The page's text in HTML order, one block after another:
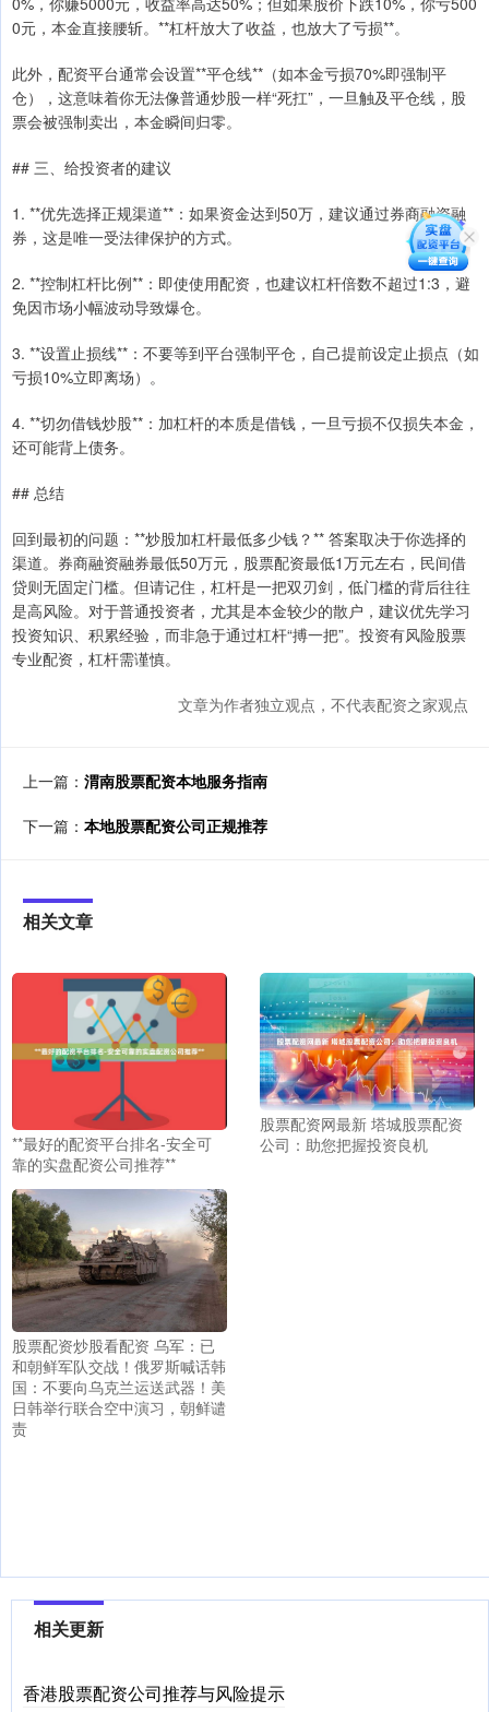
0元，本金直接腰斩。**杠杆放大了收益，也放大了亏损**。
此外，配资平台通常会设置**平仓线**（如本金亏损70%即强制平
仓），这意味着你无法像普通炒股一样“死扛”，一旦触及平仓线，股
票会被强制卖出，本金瞬间归零。
## 三、给投资者的建议
1. **优先选择正规渠道**：如果资金达到50万，建议通过券商融资融
券，这是唯一受法律保护的方式。
2. **控制杠杆比例**：即使使用配资，也建议杠杆倍数不超过1:3，避
免因市场小幅波动导致爆仓。
3. **设置止损线**：不要等到平台强制平仓，自己提前设定止损点（如
亏损10%立即离场）。
4. **切勿借钱炒股**：加杠杆的本质是借钱，一旦亏损不仅损失本金，
还可能背上债务。
## 总结
回到最初的问题：**炒股加杠杆最低多少钱？** 答案取决于你选择的
渠道。券商融资融券最低50万元，股票配资最低1万元左右，民间借
贷则无固定门槛。但请记住，杠杆是一把双刃剑，低门槛的背后往往
是高风险。对于普通投资者，尤其是本金较少的散户，建议优先学习
投资知识、积累经验，而非急于通过杠杆“搏一把”。投资有风险股票
专业配资，杠杆需谨慎。
文章为作者独立观点，不代表配资之家观点
上一篇： 渭南股票配资本地服务指南
下一篇： 本地股票配资公司正规推荐
相关文章
**最好的配资平台排名-安全可
靠的实盘配资公司推荐**
股票配资网最新 塔城股票配资
公司：助您把握投资良机
股票配资炒股看配资 乌军：已
和朝鲜军队交战！俄罗斯喊话韩
国：不要向乌克兰运送武器！美
日韩举行联合空中演习，朝鲜谴
责
相关更新
香港股票配资公司推荐与风险提示